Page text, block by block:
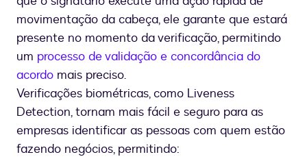
movimentação da cabeça, ele garante que estará
presente no momento da verificação, permitindo
um processo de validação e concordância do
acordo mais preciso.
Verificações biométricas, como Liveness
Detection, tornam mais fácil e seguro para as
empresas identificar as pessoas com quem estão
fazendo negócios, permitindo: